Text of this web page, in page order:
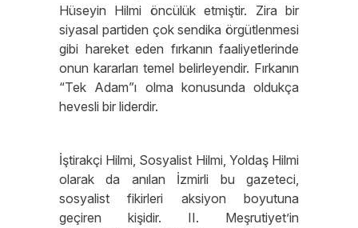
Hüseyin Hilmi öncülük etmiştir. Zira bir
siyasal partiden çok sendika örgütlenmesi
gibi hareket eden fırkanın faaliyetlerinde
onun kararları temel belirleyendir. Fırkanın
“Tek Adam”ı olma konusunda oldukça
hevesli bir liderdir.
İştirakçi Hilmi, Sosyalist Hilmi, Yoldaş Hilmi
olarak da anılan İzmirli bu gazeteci,
sosyalist fikirleri aksiyon boyutuna
geçiren kişidir. II. Meşrutiyet’in